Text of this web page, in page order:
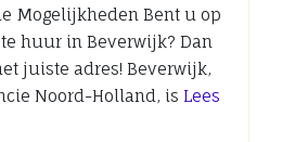
Mogelijkheden Bent u op
huur in Beverwijk? Dan
juiste adres! Beverwijk,
Noord-Holland, is Lees